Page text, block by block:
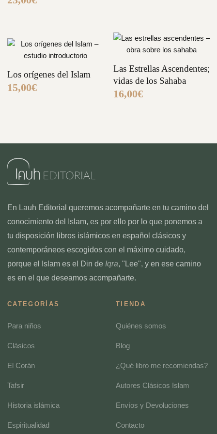
Los orígenes del Islam
15,00€
Las Estrellas Ascendentes;
vidas de los Sahaba
16,00€
En Lauh Editorial queremos acompañarte en tu camino del
conocimiento del Islam, es por ello por lo que ponemos a
tu disposición libros islámicos en español clásicos y
contemporáneos escogidos con el máximo cuidado,
porque el Islam es el Din de Iqra, "Lee", y en ese camino
es en el que deseamos acompañarte.
CATEGORÍAS
Para niños
Clásicos
El Corán
Tafsir
Historia islámica
Espiritualidad
TIENDA
Quiénes somos
Blog
¿Qué libro me recomiendas?
Autores Clásicos Islam
Envíos y Devoluciones
Contacto